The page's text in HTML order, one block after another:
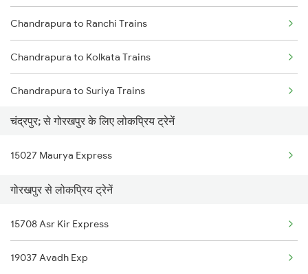
Gorakhpur to Mankapur Trains
Gorakhpur to Kanpur Trains
Chandrapura to Ranchi Trains
Chandrapura to Kolkata Trains
Chandrapura to Suriya Trains
Chandrapura to Jhajha Trains
Chandrapura to Jabalpur Trains
Chandrapura to Jehanabad Trains
Chandrapura to Jamui Trains
Chandrapura to Jharsuguda Trains
चंद्रपुर; से गोरखपुर के लिए लोकप्रिय ट्रेनें
15027 Maurya Express
गोरखपुर से लोकप्रिय ट्रेनें
15708 Asr Kir Express
19037 Avadh Exp